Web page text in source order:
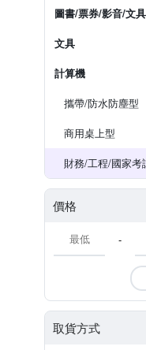
圖書/票券/影音/文具
文具
計算機
攜帶/防水防塵型
商用桌上型
財務/工程/國家考
價格
-
取貨方式